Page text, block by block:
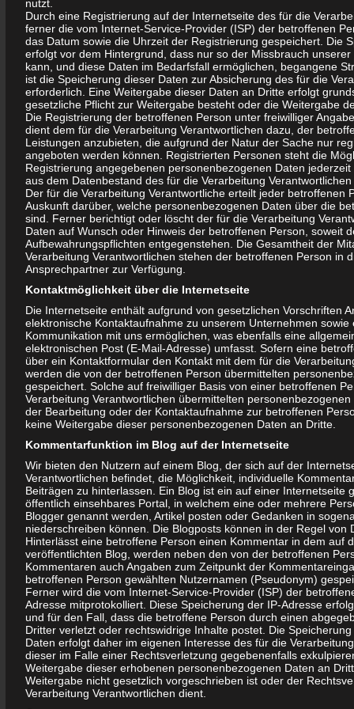
Unternehmen und zahlreiche interessierte Einwohner.
Schwerpunkte der Veranstaltung waren die Vorstellung von
weiteren Maßnahmen der aktuellen Quartiersvereinbarung und
Diskussion darüber
Mit der angekündigten Teilnahme der Vorstände bzw. der
Geschäftsführer der WBG, der wobau und des Beigeordneten für
Stadtentwicklung, Bau und Verkehr der Stadt MD war auch das
Interesse der Olvenstedter Bürgerinnen und Bürger an dieser
Veranstaltung groß.
Etliche Fragen der Bürgerinnen und Bürger konnten während der
Veranstaltung beantwortet werden. Die bisher nicht geklärten
Fragen werden in nächster Zeit noch beantwortet.
Der diesjährige Weihnachtsmarkt in Neu-Olvenstedt fand am
Mühlenverein.
Für die Bewohner von Olvenstedt und Umgebung wünsche ich
mir für die Zukunft eine Entwicklung, die Zusammenhalt und
Zusammenarbeit untereinander fördert.
Neben der Vereinsarbeit wird die GWA-Arbeit in Olvenstedt
immer wichtiger. Ich würde mich freuen, wenn sich zu den
regelmäßigen GWA-Versammlungen noch mehr Bürgerinnen
und Bürger aktiv beteiligen würden
Hinweise, Fragen und Anregungen für die GWA Arbeit
nehme ich gern
unter 01791634263 oder 017631151432
oder per Mail an bi-olvenstedt@gmx.de
entgegen.
Matthias Gehrmann
Auswahl
Ereignisse und Höhepunkte des Jahres 2013
nutzt.
Durch eine Registrierung auf der Internetseite des für die
ferner die vom Internet-Service-Provider (ISP) der betroffenen
das Datum sowie die Uhrzeit der Registrierung gespeichert. Die
erfolgt vor dem Hintergrund, dass nur so der Missbrauch
kann, und diese Daten im Bedarfsfall ermöglichen, begangene
ist die Speicherung dieser Daten zur Absicherung des für die
erforderlich. Eine Weitergabe dieser Daten an Dritte erfolgt
gesetzliche Pflicht zur Weitergabe besteht oder die Weitergabe
Die Registrierung der betroffenen Person unter freiwilliger
dient dem für die Verarbeitung Verantwortlichen dazu, der
Leistungen anzubieten, die aufgrund der Natur der Sache nur
angeboten werden können. Registrierten Personen steht die
Registrierung angegebenen personenbezogenen Daten
aus dem Datenbestand des für die Verarbeitung
Der für die Verarbeitung Verantwortliche erteilt jeder betroffenen
Auskunft darüber, welche personenbezogenen Daten über die
sind. Ferner berichtigt oder löscht der für die Verarbeitung
Daten auf Wunsch oder Hinweis der betroffenen Person, soweit
Aufbewahrungspflichten entgegenstehen. Die Gesamtheit der
Verarbeitung Verantwortlichen stehen der betroffenen Person in
Ansprechpartner zur Verfügung.
Kontaktmöglichkeit über die Internetseite
Die Internetseite enthält aufgrund von gesetzlichen Vorschriften
elektronische Kontaktaufnahme zu unserem Unternehmen sowie
Kommunikation mit uns ermöglichen, was ebenfalls eine
elektronischen Post (E-Mail-Adresse) umfasst. Sofern eine
über ein Kontaktformular den Kontakt mit dem für die
werden die von der betroffenen Person übermittelten
gespeichert. Solche auf freiwilliger Basis von einer betroffenen
Verarbeitung Verantwortlichen übermittelten
der Bearbeitung oder der Kontaktaufnahme zur betroffenen
keine Weitergabe dieser personenbezogenen Daten an Dritte.
Kommentarfunktion im Blog auf der Internetseite
Wir bieten den Nutzern auf einem Blog, der sich auf der
Verantwortlichen befindet, die Möglichkeit, individuelle
Beiträgen zu hinterlassen. Ein Blog ist ein auf einer Internetseite
öffentlich einsehbares Portal, in welchem eine oder mehrere
Blogger genannt werden, Artikel posten oder Gedanken in
niederschreiben können. Die Blogposts können in der Regel von
Hinterlässt eine betroffene Person einen Kommentar in dem auf
veröffentlichten Blog, werden neben den von der betroffenen
Kommentaren auch Angaben zum Zeitpunkt der
betroffenen Person gewählten Nutzernamen (Pseudonym)
Ferner wird die vom Internet-Service-Provider (ISP) der
Adresse mitprotokolliert. Diese Speicherung der IP-Adresse
und für den Fall, dass die betroffene Person durch einen
Dritter verletzt oder rechtswidrige Inhalte postet. Die
Daten erfolgt daher im eigenen Interesse des für die
dieser im Falle einer Rechtsverletzung gegebenenfalls
Weitergabe dieser erhobenen personenbezogenen Daten an
Weitergabe nicht gesetzlich vorgeschrieben ist oder der
Verarbeitung Verantwortlichen dient.